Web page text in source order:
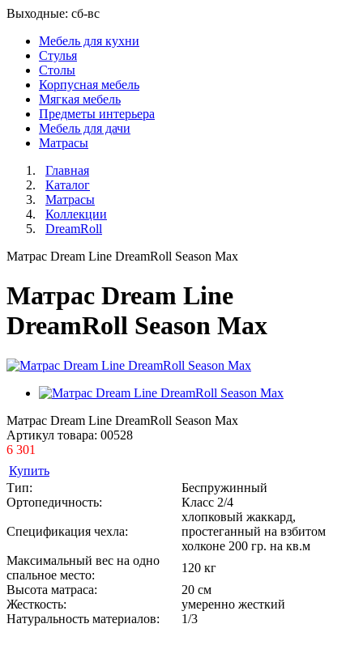
Выходные: сб-вc
Мебель для кухни
Стулья
Столы
Корпусная мебель
Мягкая мебель
Предметы интерьера
Мебель для дачи
Матраcы
Главная
Каталог
Матраcы
Коллекции
DreamRoll
Матрас Dream Line DreamRoll Season Max
Матрас Dream Line
DreamRoll Season Max
Матрас Dream Line DreamRoll Season Max
Артикул товара: 00528
6 301
Купить
Тип:
Беспружинный
Ортопедичность:
Класс 2/4
Спецификация чехла:
хлопковый жаккард,
простеганный на взбитом
холконе 200 гр. на кв.м
Максимальный вес на одно
спальное место:
120 кг
Высота матраса:
20 см
Жесткость:
умеренно жесткий
Натуральность материалов:
1/3